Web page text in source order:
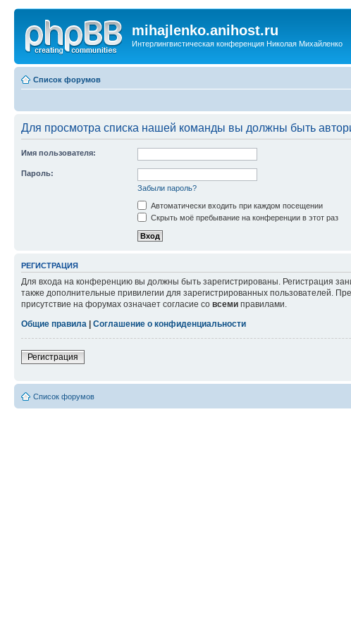
mihajlenko.anihost.ru
Интерлингвистическая конференция Николая Михайленко
Список форумов
Для просмотра списка нашей команды вы должны быть
Имя пользователя:
Пароль:
Забыли пароль?
Автоматически входить при каждом посещении
Скрыть моё пребывание на конференции в этот раз
РЕГИСТРАЦИЯ
Для входа на конференцию вы должны быть зарегистрированы. Регистрация
также дополнительные привилегии для зарегистрированных пользователей.
присутствие на форумах означает согласие со всеми правилами.
Общие правила
Соглашение о конфиденциальности
Регистрация
Список форумов